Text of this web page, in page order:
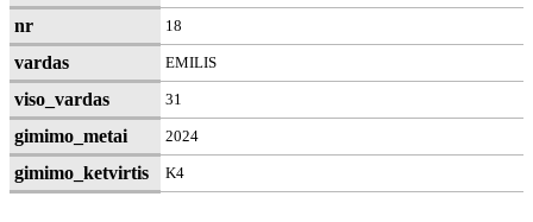
nr 18
vardas EMILIS
viso_vardas 31
gimimo_metai 2024
gimimo_ketvirtis K4